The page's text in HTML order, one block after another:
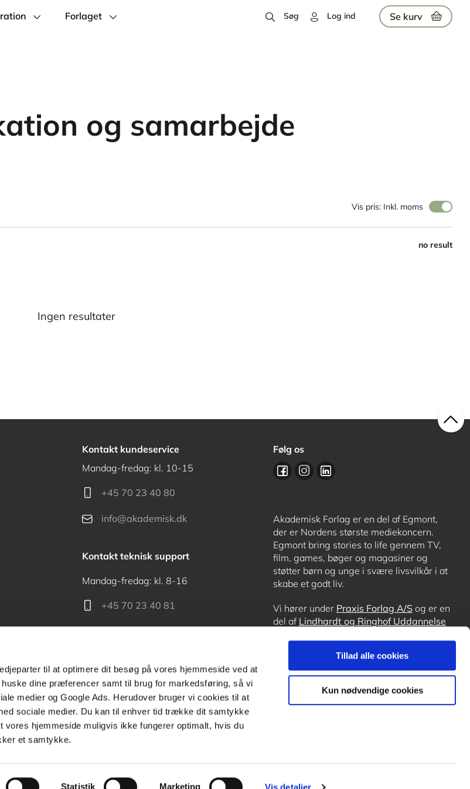
til at optimere dit besøg på vores hjemmeside ved at
dine præferencer samt til brug for markedsføring, så vi
medier og Google Ads. Herudover bruger vi cookies til at
sociale medier. Du kan til enhver tid trække dit samtykke
hjemmeside muligvis ikke fungerer optimalt, hvis du
et samtykke.
Statistik Marketing Vis detaljer
Tillad alle cookies
Kun nødvendige cookies
Forlaget Søg Log ind Se kurv
og samarbejde
Vis pris: Inkl. moms
no result
Ingen resultater
Kontakt kundeservice
Mandag-fredag: kl. 10-15
+45 70 23 40 80
info@akademisk.dk
Kontakt teknisk support
Mandag-fredag: kl. 8-16
+45 70 23 40 81
Kontakt receptionen
+45 70 24 00 00
Følg os
Akademisk Forlag er en del af Egmont,
der er Nordens største mediekoncern.
Egmont bring stories to life gennem TV,
film, games, bøger og magasiner og
støtter børn og unge i svære livsvilkår i at
skabe et godt liv.
Vi hører under Praxis Forlag A/S og er en
del af Lindhardt og Ringhof Uddannelse
OrdblindetræningogForstå.dk.